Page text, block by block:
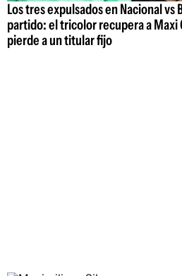
Los tres expulsados en Nacional vs
partido: el tricolor recupera a Maxi
pierde a un titular fijo